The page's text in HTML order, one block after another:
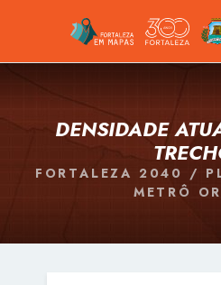
DENSIDADE
FORTALEZA 2040 /
METRÔ